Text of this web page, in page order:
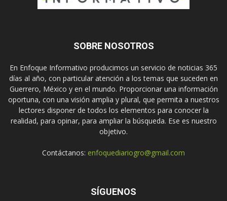
SOBRE NOSOTROS
En Enfoque Informativo producimos un servicio de noticias 365
días al año, con particular atención a los temas que suceden en
Guerrero, México y en el mundo. Proporcionar una información
oportuna, con una visión amplia y plural, que permita a nuestros
lectores disponer de todos los elementos para conocer la
realidad, para opinar, para ampliar la búsqueda. Ese es nuestro
objetivo.
Contáctanos: enfoquediariogro@gmail.com
SÍGUENOS